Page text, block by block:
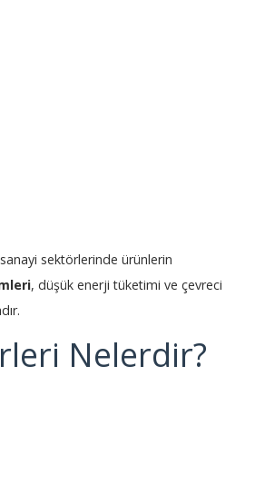
sektörlerinde ürünlerin
, düşük enerji tüketimi ve çevreci
Nelerdir?